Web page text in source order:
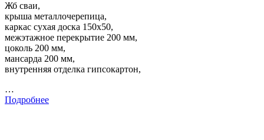
Жб сваи,
крыша металлочерепица,
каркас сухая доска 150х50,
межэтажное перекрытие 200 мм,
цоколь 200 мм,
мансарда 200 мм,
внутренняя отделка гипсокартон,
…
Подробнее